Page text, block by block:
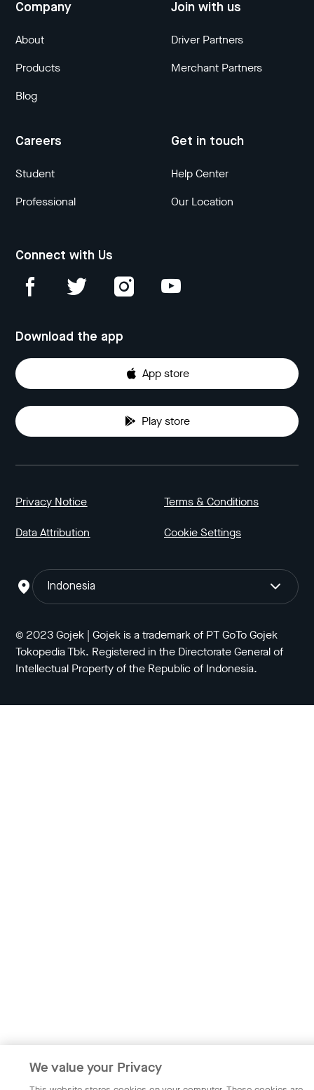
Company
About
Products
Blog
Join with us
Driver Partners
Merchant Partners
Careers
Student
Professional
Get in touch
Help Center
Our Location
Connect with Us
Download the app
App store
Play store
Privacy Notice Terms & Conditions
Data Attribution Cookie Settings
Indonesia
© 2023 Gojek | Gojek is a trademark of PT GoTo Gojek
Tokopedia Tbk. Registered in the Directorate General of
Intellectual Property of the Republic of Indonesia.
We value your Privacy